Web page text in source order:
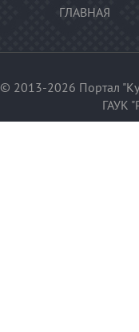
ГЛАВНАЯ
© 2013-2026 Портал
ГАУК